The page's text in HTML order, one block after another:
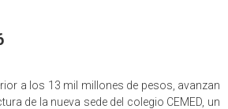
a los 13 mil millones de pesos, avanzan
de la nueva sede del colegio CEMED, un